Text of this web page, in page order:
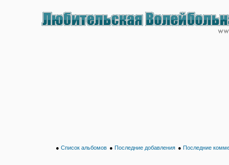
● Список альбомов ● Последние добавления ● Последние